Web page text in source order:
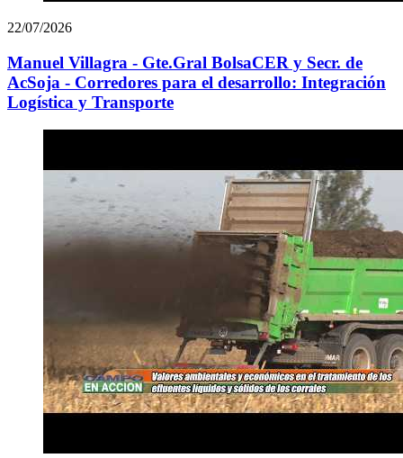
22/07/2026
Manuel Villagra - Gte.Gral BolsaCER y Secr. de
AcSoja - Corredores para el desarrollo: Integración
Logística y Transporte